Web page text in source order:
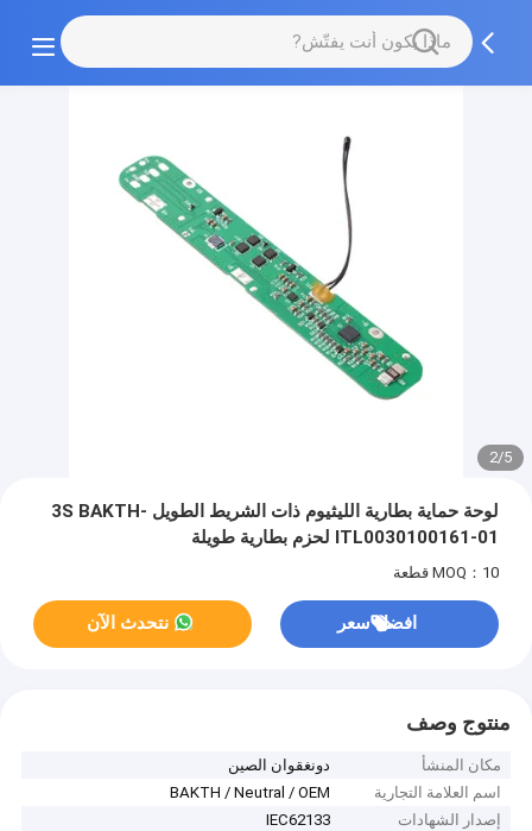
2/5
لوحة حماية بطارية الليثيوم ذات الشريط الطويل 3S BAKTH-
ITL0030100161-01 لحزم بطارية طويلة
MOQ：10 قطعة
افضل سعر نتحدث الآن
منتوج وصف
مكان المنشأ
دونغقوان الصين
اسم العلامة التجارية
BAKTH / Neutral / OEM
إصدار الشهادات
IEC62133